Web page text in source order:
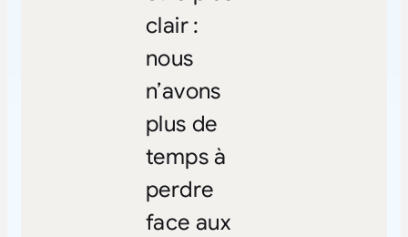
clair :
nous
n’avons
plus de
temps à
perdre
face aux